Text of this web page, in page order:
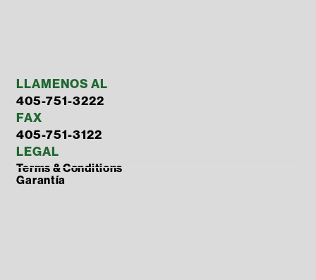
LLAMENOS AL
405-751-3222
FAX
405-751-3122
LEGAL
Terms & Conditions
Garantía